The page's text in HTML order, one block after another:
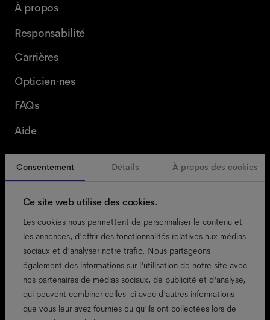
Consentement Détails À propos des cookies
Ce site web utilise des cookies.
Les cookies nous permettent de personnaliser le contenu et
les annonces, d'offrir des fonctionnalités relatives aux médias
sociaux et d'analyser notre trafic. Nous partageons
également des informations sur l'utilisation de notre site avec
nos partenaires de médias sociaux, de publicité et d'analyse,
qui peuvent combiner celles-ci avec d'autres informations
que vous leur avez fournies ou qu'ils ont collectées lors de
À propos
Responsabilité
Carrières
Opticien·nes
FAQs
Aide
Suisse French
accessibilité
politique de cookies
mentions légales
confidentialité